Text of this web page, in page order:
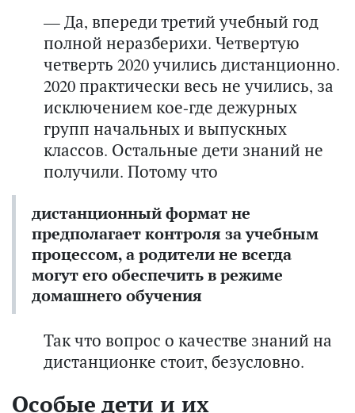
— Да, впереди третий учебный год
полной неразберихи. Четвертую
четверть 2020 учились дистанционно.
2020 практически весь не учились, за
исключением кое-где дежурных
групп начальных и выпускных
классов. Остальные дети знаний не
получили. Потому что
дистанционный формат не
предполагает контроля за учебным
процессом, а родители не всегда
могут его обеспечить в режиме
домашнего обучения
Так что вопрос о качестве знаний на
дистанционке стоит, безусловно.
Особые дети и их